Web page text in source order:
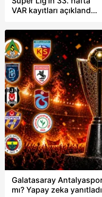
VAR kayıtları açıklandı:
dokunuyor"
Galatasaray
mı? Yapay zeka yanıtladı